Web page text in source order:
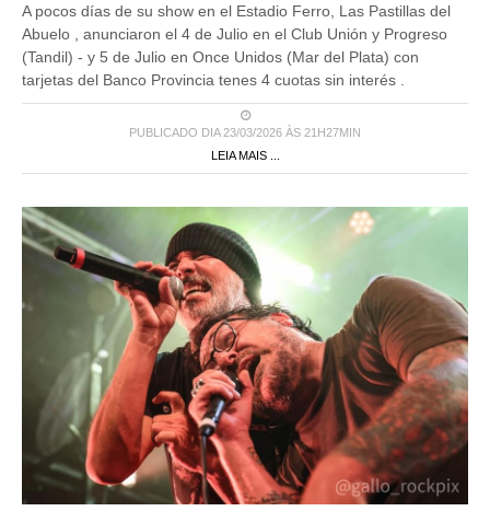
A pocos días de su show en el Estadio Ferro, Las Pastillas del
Abuelo , anunciaron el 4 de Julio en el Club Unión y Progreso
(Tandil) - y 5 de Julio en Once Unidos (Mar del Plata) con
tarjetas del Banco Provincia tenes 4 cuotas sin interés .
PUBLICADO DIA 23/03/2026 ÀS 21H27MIN
LEIA MAIS ...